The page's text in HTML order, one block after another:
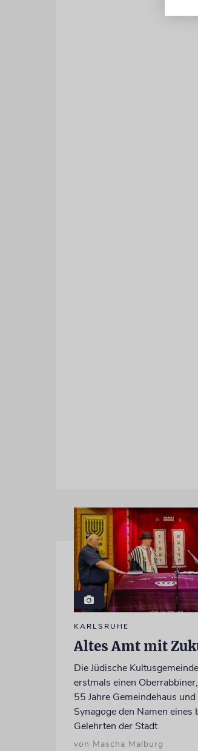
KARLSRUHE
Altes Amt mit
Die Jüdische
erstmals einen
55 Jahre Gemeindehaus
Synagoge den Namen eines
Gelehrten der Stadt
von Mascha Malburg